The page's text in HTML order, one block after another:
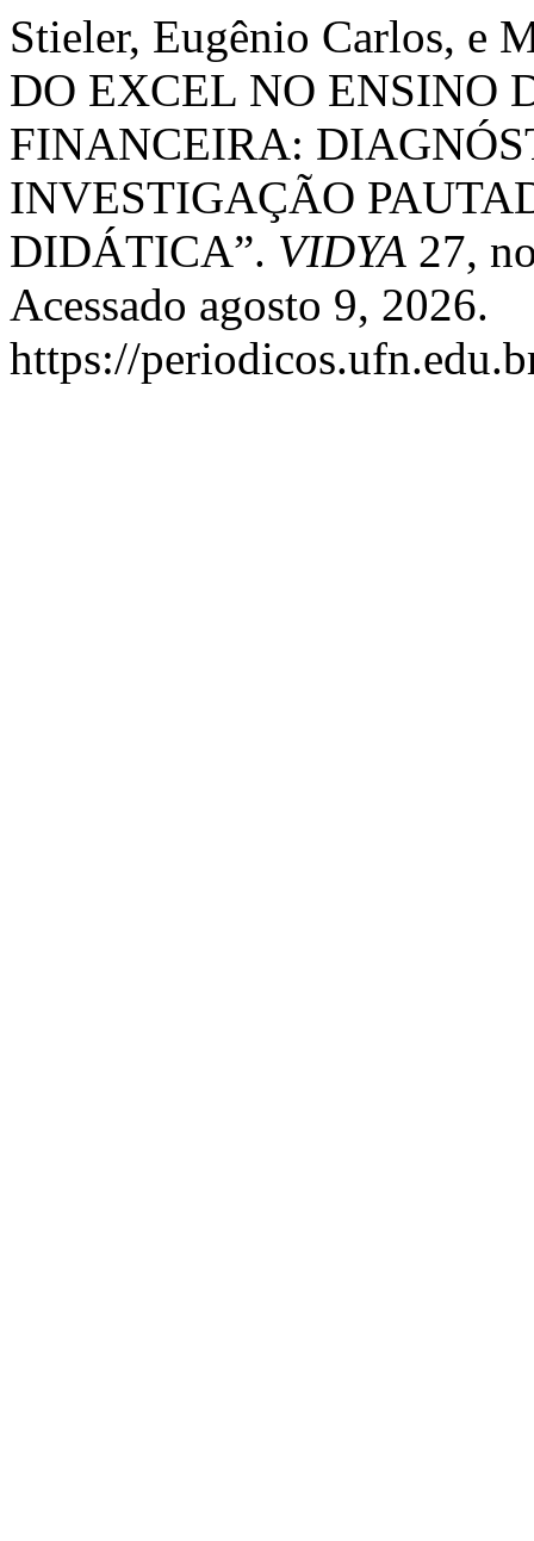
Stieler, Eugênio Carlos, e
DO EXCEL NO ENSINO
FINANCEIRA:
INVESTIGAÇÃO
DIDÁTICA”. VIDYA 27,
Acessado agosto 9, 2026.
https://